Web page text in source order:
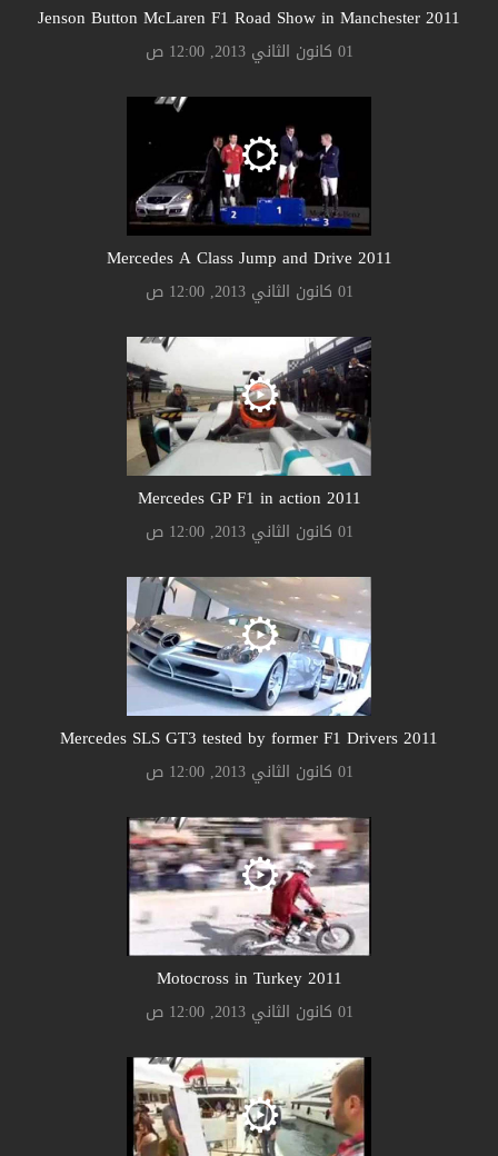
2011 Jenson Button McLaren F1 Road Show in Manchester
01 كانون الثاني 2013, 12:00 ص
2011 Mercedes A Class Jump and Drive
01 كانون الثاني 2013, 12:00 ص
2011 Mercedes GP F1 in action
01 كانون الثاني 2013, 12:00 ص
2011 Mercedes SLS GT3 tested by former F1 Drivers
01 كانون الثاني 2013, 12:00 ص
2011 Motocross in Turkey
01 كانون الثاني 2013, 12:00 ص